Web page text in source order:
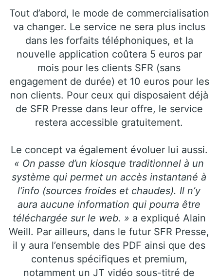
Tout d’abord, le mode de commercialisation
va changer. Le service ne sera plus inclus
dans les forfaits téléphoniques, et la
nouvelle application coûtera 5 euros par
mois pour les clients SFR (sans
engagement de durée) et 10 euros pour les
non clients. Pour ceux qui disposaient déjà
de SFR Presse dans leur offre, le service
restera accessible gratuitement.
Le concept va également évoluer lui aussi.
« On passe d’un kiosque traditionnel à un
système qui permet un accès instantané à
l’info (sources froides et chaudes). Il n’y
aura aucune information qui pourra être
téléchargée sur le web. » a expliqué Alain
Weill. Par ailleurs, dans le futur SFR Presse,
il y aura l’ensemble des PDF ainsi que des
contenus spécifiques et premium,
notamment un JT vidéo sous-titré de